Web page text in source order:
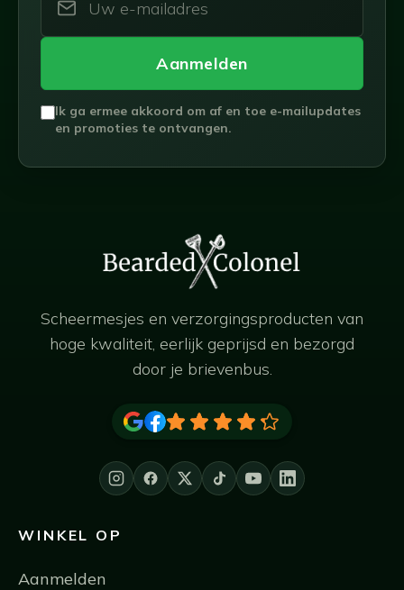
Aanmelden
Ik ga ermee akkoord om af en toe e-mailupdates
en promoties te ontvangen.
Scheermesjes en verzorgingsproducten van
hoge kwaliteit, eerlijk geprijsd en bezorgd
door je brievenbus.
WINKEL OP
Aanmelden